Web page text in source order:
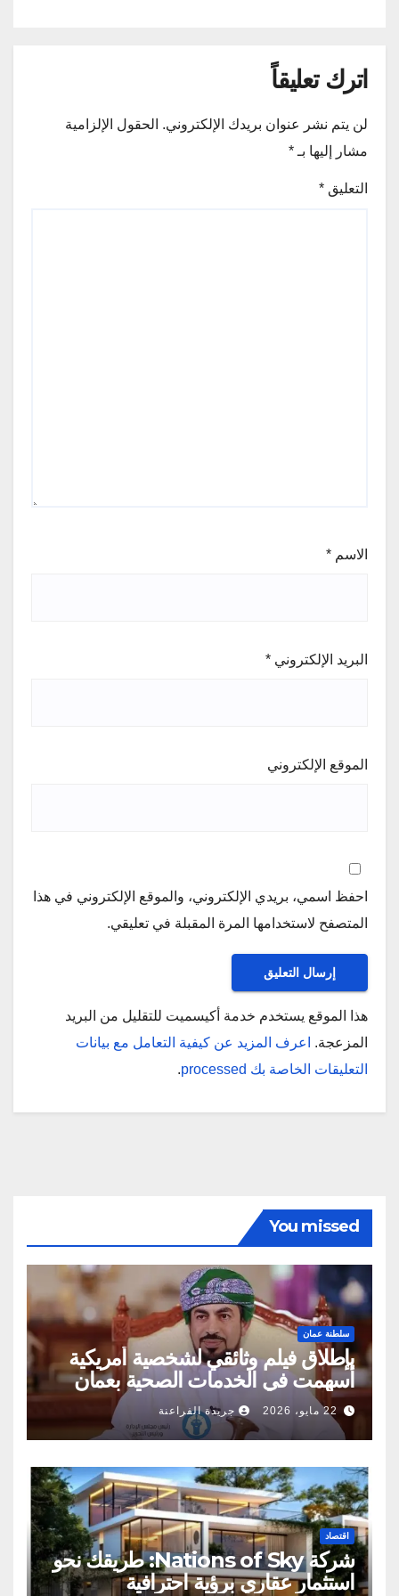
اترك تعليقاً
لن يتم نشر عنوان بريدك الإلكتروني. الحقول الإلزامية
مشار إليها بـ *
التعليق *
الاسم *
البريد الإلكتروني *
الموقع الإلكتروني
احفظ اسمي، بريدي الإلكتروني، والموقع الإلكتروني في هذا
المتصفح لاستخدامها المرة المقبلة في تعليقي.
هذا الموقع يستخدم خدمة أكيسميت للتقليل من البريد
المزعجة.
اعرف المزيد عن كيفية التعامل مع بيانات
التعليقات الخاصة بك processed
.
You missed
سلطنة عمان
بإطلاق فيلم وثائقي لشخصية أمريكية
أسهمت في الخدمات الصحية بعمان
22 مايو، 2026 جريدة الفراعنة
اقتصاد
شركة Nations of Sky: طريقك نحو
استثمار عقاري برؤية احترافية